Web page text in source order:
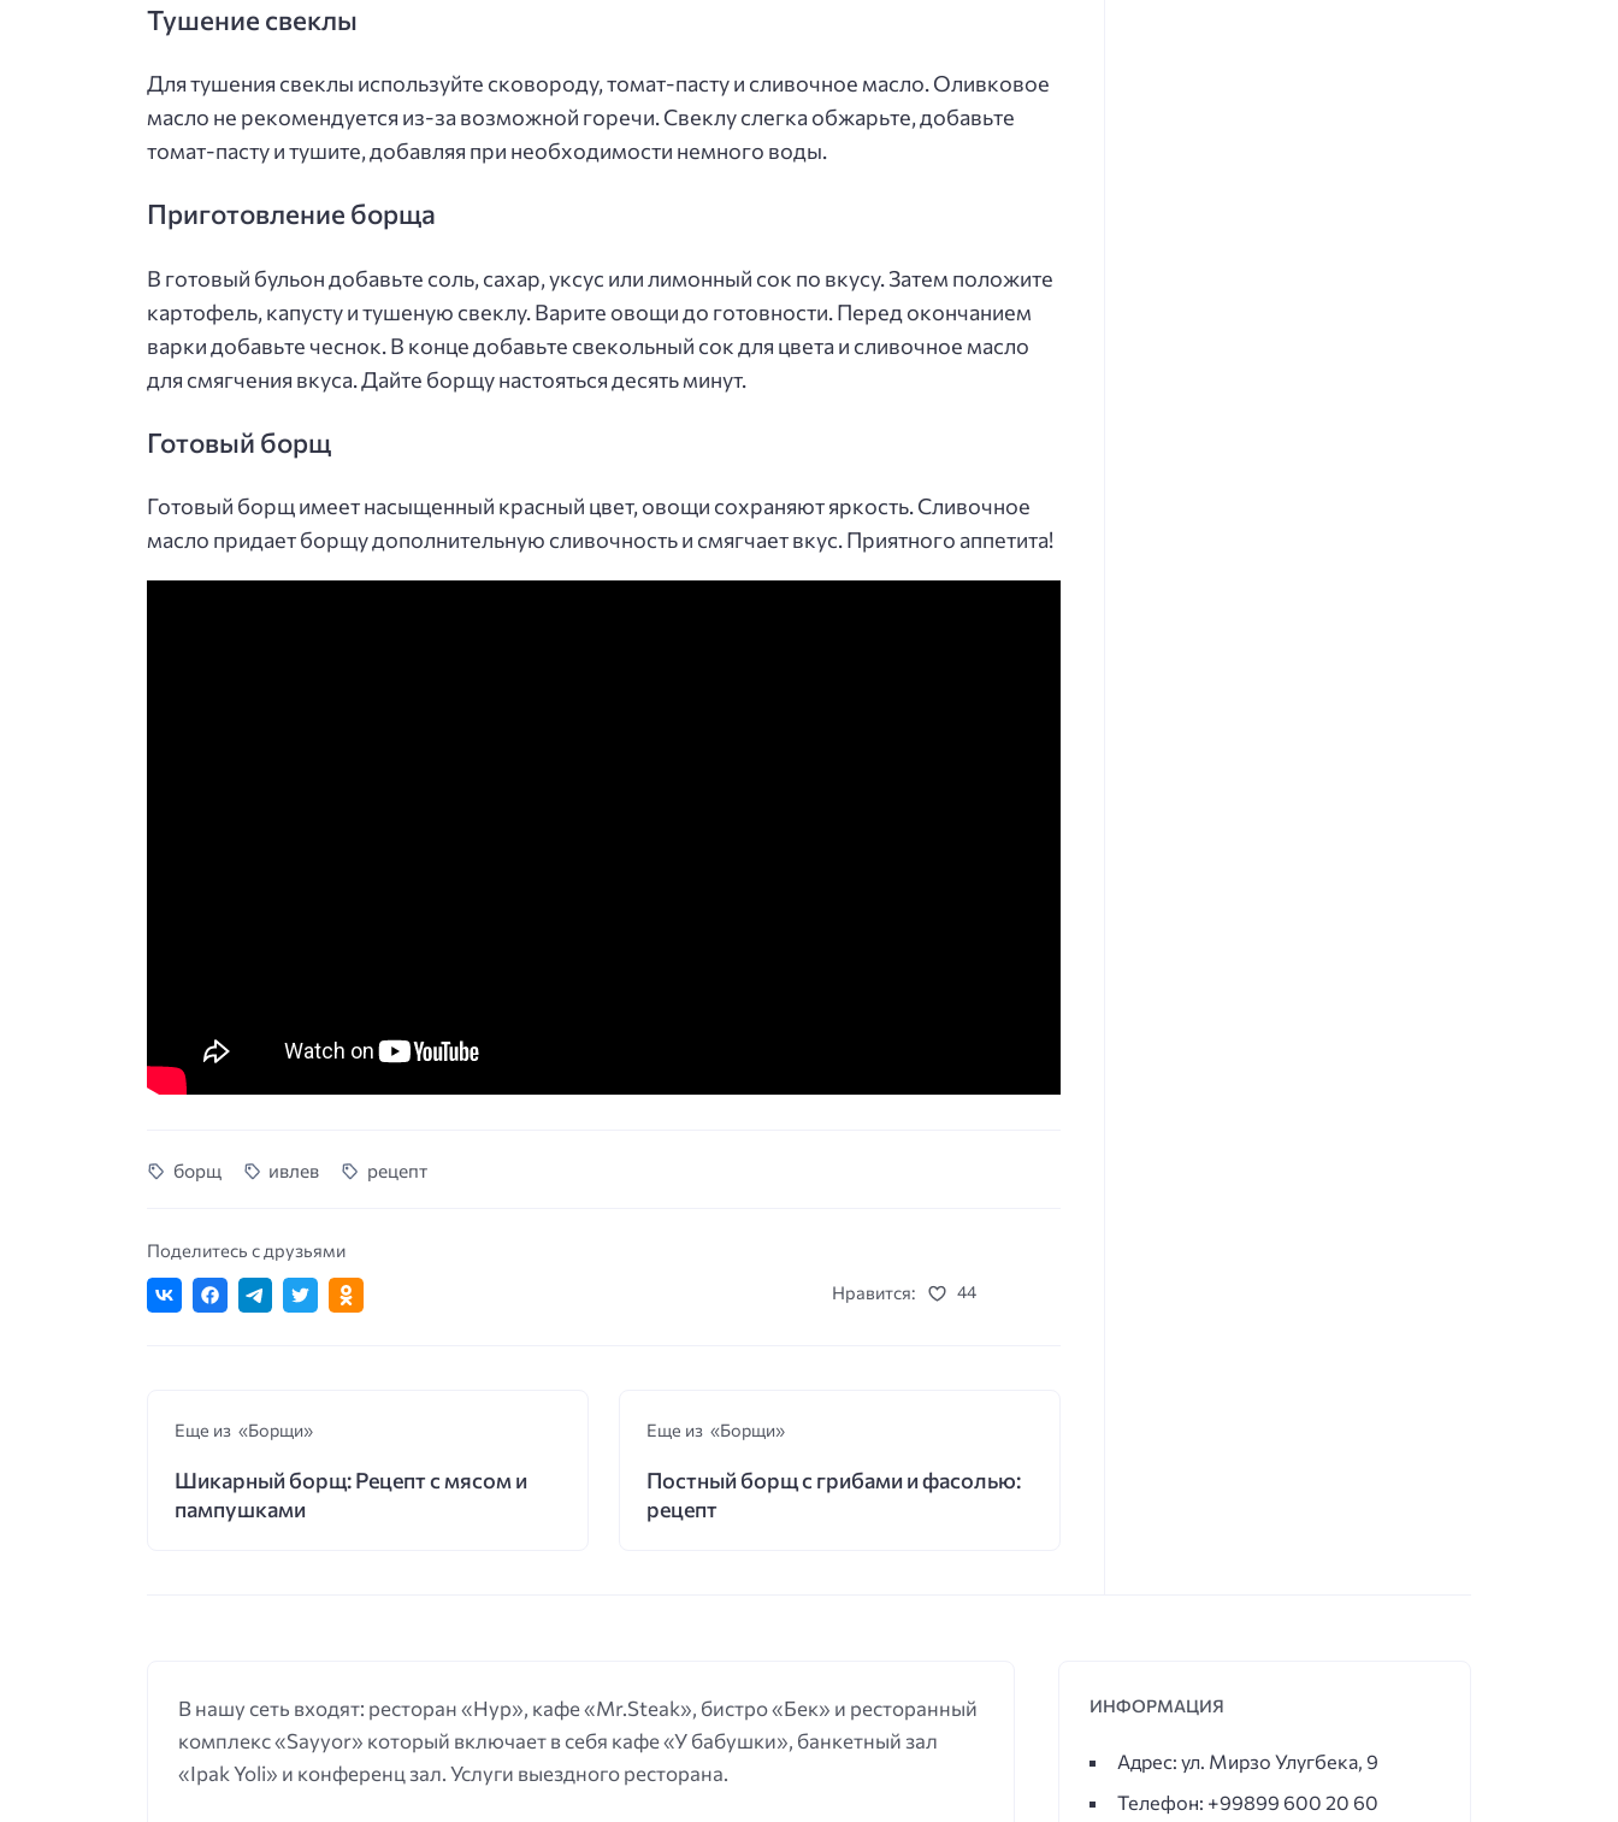
Тушение свеклы
Для тушения свеклы используйте сковороду, томат-пасту и сливочное масло. Оливковое
масло не рекомендуется из-за возможной горечи. Свеклу слегка обжарьте, добавьте
томат-пасту и тушите, добавляя при необходимости немного воды.
Приготовление борща
В готовый бульон добавьте соль, сахар, уксус или лимонный сок по вкусу. Затем положите
картофель, капусту и тушеную свеклу. Варите овощи до готовности. Перед окончанием
варки добавьте чеснок. В конце добавьте свекольный сок для цвета и сливочное масло
для смягчения вкуса. Дайте борщу настояться десять минут.
Готовый борщ
Готовый борщ имеет насыщенный красный цвет, овощи сохраняют яркость. Сливочное
масло придает борщу дополнительную сливочность и смягчает вкус. Приятного аппетита!
борщ ивлев рецепт
Поделитесь с друзьями
Нравится:
44
Еще из «Борщи»
Шикарный борщ: Рецепт с мясом и
пампушками
Еще из «Борщи»
Постный борщ с грибами и фасолью:
рецепт
В нашу сеть входят: ресторан «Нур», кафе «Mr.Steak», бистро «Бек» и ресторанный
комплекс «Sayyor» который включает в себя кафе «У бабушки», банкетный зал
«Ipak Yoli» и конференц зал. Услуги выездного ресторана.
ИНФОРМАЦИЯ
Адрес: ул. Мирзо Улугбека, 9
Телефон: +99899 600 20 60